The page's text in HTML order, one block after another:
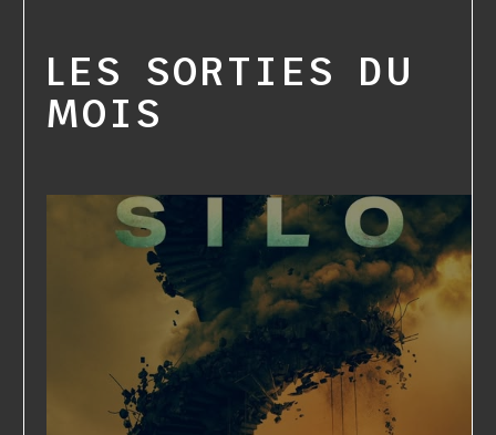
LES SORTIES DU
MOIS